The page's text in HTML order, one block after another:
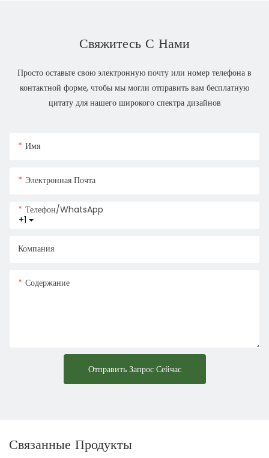
Свяжитесь С Нами
Просто оставьте свою электронную почту или номер телефона в
контактной форме, чтобы мы могли отправить вам бесплатную
цитату для нашего широкого спектра дизайнов
Имя
Электронная Почта
+1
Телефон/WhatsApp
Компания
Содержание
Отправить Запрос Сейчас
Связанные Продукты